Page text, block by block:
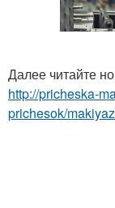
Далее читайте
http://pricheska-
prichesok/